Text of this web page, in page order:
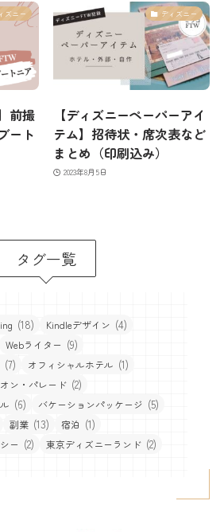
ズニー
前撮
ート
ディズニー
【ディズニーペーパーアイ
テム】招待状・席次表など
まとめ（印刷込み）
2023年8月5日
タグ一覧
(18) Kindleデザイン (4)
Webライター (9)
(7) オフィシャルホテル (1)
ン・パレード (2)
(6) バケーションパッケージ (5)
副業 (13) 宿泊 (1)
ー (2) 東京ディズニーランド (2)